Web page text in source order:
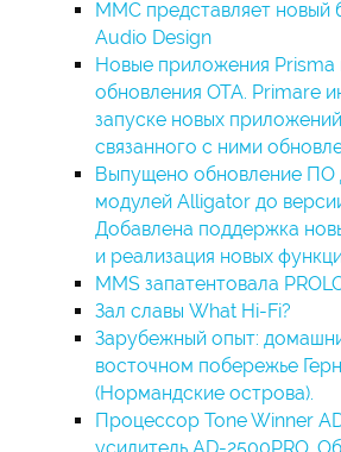
ММС представляет новый
Audio Design
Новые приложения Prisma
обновления OTA. Primare
запуске новых
связанного с ними
Выпущено обновление ПО
модулей Alligator до
Добавлена поддержка
и реализация новых
MMS запатентовала
Зал славы What Hi-Fi?
Зарубежный опыт:
восточном побережье
(Нормандские острова).
Процессор Tone Winner
усилитель AD-2500PRO.